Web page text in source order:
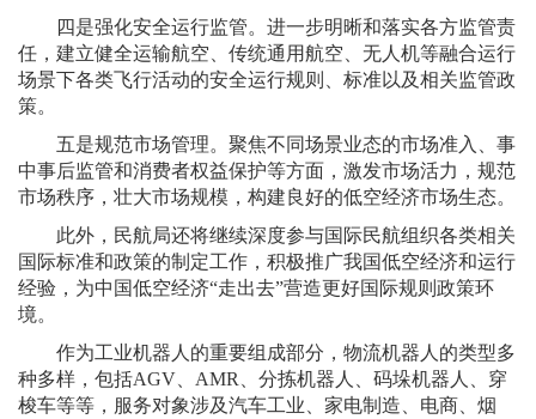
四是强化安全运行监管。进一步明晰和落实各方监管责
任，建立健全运输航空、传统通用航空、无人机等融合运行
场景下各类飞行活动的安全运行规则、标准以及相关监管政
策。
五是规范市场管理。聚焦不同场景业态的市场准入、事
中事后监管和消费者权益保护等方面，激发市场活力，规范
市场秩序，壮大市场规模，构建良好的低空经济市场生态。
此外，民航局还将继续深度参与国际民航组织各类相关
国际标准和政策的制定工作，积极推广我国低空经济和运行
经验，为中国低空经济“走出去”营造更好国际规则政策环
境。
作为工业机器人的重要组成部分，物流机器人的类型多
种多样，包括AGV、AMR、分拣机器人、码垛机器人、穿
梭车等等，服务对象涉及汽车工业、家电制造、电商、烟